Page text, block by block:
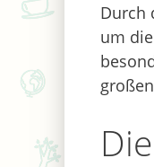
Durch
um